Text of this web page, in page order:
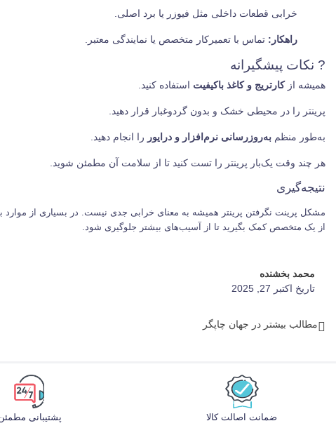
خرابی قطعات داخلی مثل فیوزر یا برد اصلی.
راهکار: تماس با تعمیرکار متخصص یا نمایندگی معتبر.
? نکات پیشگیرانه
همیشه ازکارتریج و کاغذ باکیفیت استفاده کنید.
پرینتر را در محیطی خشک و بدون گردوغبار قرار دهید.
به‌طور منظم به‌روزرسانی نرم‌افزار و درایور را انجام دهید.
هر چند وقت یک‌بار پرینتر را تست کنید تا از سلامت آن مطمئن شوید.
نتیجه‌گیری
مشکل پرینت نگرفتن پرینتر همیشه به معنای خرابی جدی نیست. در بسیاری از موارد
از یک متخصص کمک بگیرید تا از آسیب‌های بیشتر جلوگیری شود.
محمد بخشنده
تاریخ اكتبر 27, 2025
مطالب بیشتر در جهان چاپگر
ضمانت اصالت کالا پشتیبانی